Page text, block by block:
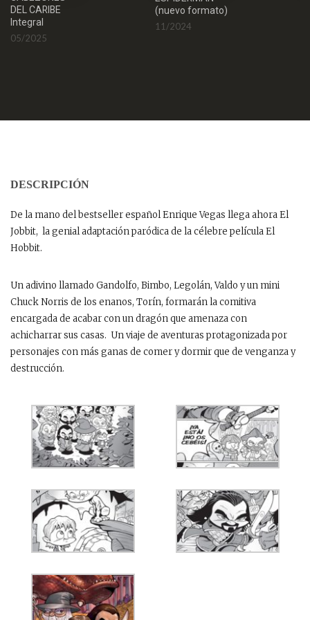
DEL CARIBE
Integral
05/2025
(nuevo formato)
11/2024
DESCRIPCIÓN
De la mano del bestseller español Enrique Vegas llega ahora El
Jobbit, la genial adaptación paródica de la célebre película El
Hobbit.
Un adivino llamado Gandolfo, Bimbo, Legolán, Valdo y un mini
Chuck Norris de los enanos, Torín, formarán la comitiva
encargada de acabar con un dragón que amenaza con
achicharrar sus casas. Un viaje de aventuras protagonizada por
personajes con más ganas de comer y dormir que de venganza y
destrucción.